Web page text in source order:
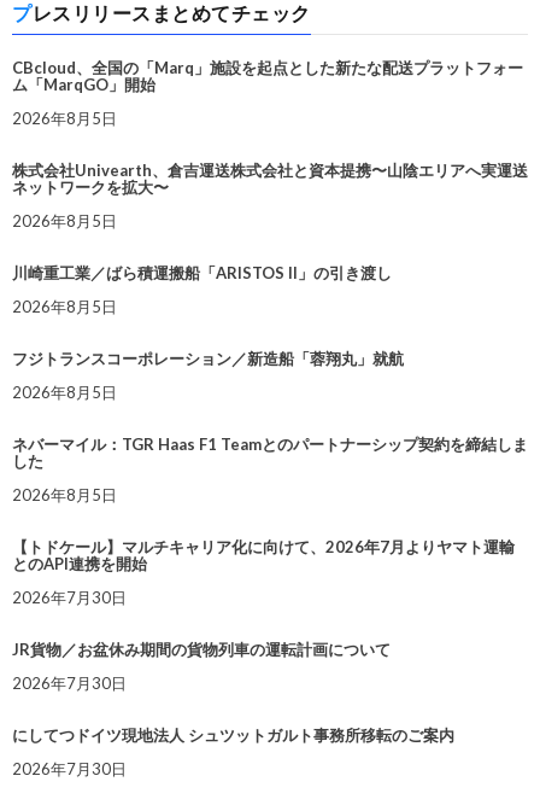
プレスリリースまとめてチェック
CBcloud、全国の「Marq」施設を起点とした新たな配送プラットフォー
ム「MarqGO」開始
2026年8月5日
株式会社Univearth、倉吉運送株式会社と資本提携〜山陰エリアへ実運送
ネットワークを拡大〜
2026年8月5日
川崎重工業／ばら積運搬船「ARISTOS II」の引き渡し
2026年8月5日
フジトランスコーポレーション／新造船「蓉翔丸」就航
2026年8月5日
ネバーマイル：TGR Haas F1 Teamとのパートナーシップ契約を締結しま
した
2026年8月5日
【トドケール】マルチキャリア化に向けて、2026年7月よりヤマト運輸
とのAPI連携を開始
2026年7月30日
JR貨物／お盆休み期間の貨物列車の運転計画について
2026年7月30日
にしてつドイツ現地法人 シュツットガルト事務所移転のご案内
2026年7月30日